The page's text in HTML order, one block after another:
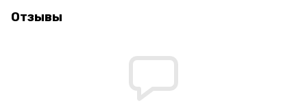
Отзывы